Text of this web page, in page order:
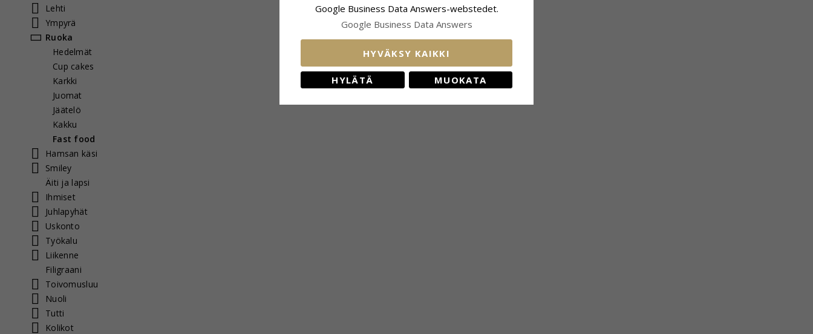
Lehti
Ympyrä
Ruoka
Hedelmät
Cup cakes
Karkki
Juomat
Jäätelö
Kakku
Fast food
Hamsan käsi
Smiley
Äiti ja lapsi
Ihmiset
Juhlapyhät
Uskonto
Työkalu
Liikenne
Filigraani
Toivomusluu
Nuoli
Tutti
Kolikot
Google Business Data Answers-webstedet.
Google Business Data Answers
HYVÄKSY KAIKKI
HYLÄTÄ MUOKATA